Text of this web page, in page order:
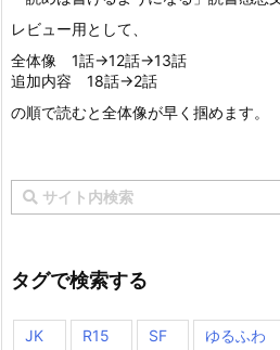
レビュー用として、
全体像 1話→12話→13話
追加内容 18話→2話
の順で読むと全体像が早く掴めます。
タグで検索する
JK R15 SF ゆるふわ